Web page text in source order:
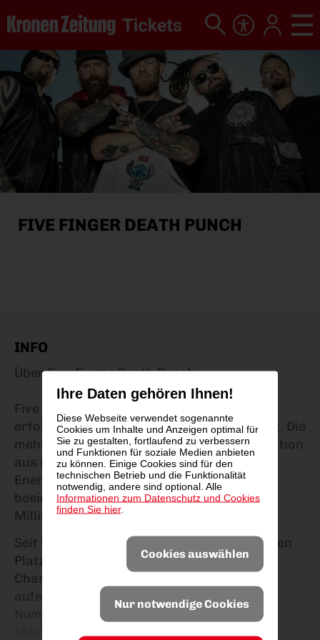
Ihre Daten gehören Ihnen!
Diese Webseite verwendet sogenannte
Cookies um Inhalte und Anzeigen optimal für
Sie zu gestalten, fortlaufend zu verbessern
und Funktionen für soziale Medien anbieten
zu können. Einige Cookies sind für den
technischen Betrieb und die Funktionalität
notwendig, andere sind optional. Alle
Informationen zum Datenschutz und Cookies
finden Sie hier.
Cookies auswählen
Nur notwendige Cookies
FIVE FINGER DEATH PUNCH
INFO
Über Five Finger Death Punch:
Five Finger Death Punch zählt zu den
erfolgreichsten Hard‑Rock‑Bands der Welt. Die
mehrfach mit Platin ausgezeichnete Formation
aus Las Vegas steht für kompromisslose
Energie, kraftvolle Songs und eine
beeindruckende Erfolgsbilanz mit über 13
Milliarden Streams weltweit.
Seit fünf Jahren hält die Band konstant einen
Platz in den Top 3 der Billboard Hard Rock
Charts und schrieb mit elf
aufeinanderfolgenden
Nummer‑1‑Platzierungen in den Billboard
Mainstream Rock Airplay Charts